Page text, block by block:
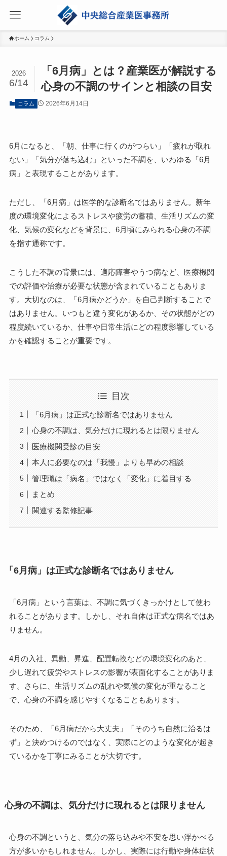
ホーム コラム
「6月病」とは？産業医が解説する
心身の不調のサインと相談の目安
2026
6/14
コラム 2026年6月14日
6月になると、「朝、仕事に行くのがつらい」「疲れが取れ
ない」「気分が落ち込む」といった不調を、いわゆる「6月
病」と表現することがあります。
ただし、「6月病」は医学的な診断名ではありません。新年
度の環境変化によるストレスや疲労の蓄積、生活リズムの変
化、気候の変化などを背景に、6月頃にみられる心身の不調
を指す通称です。
こうした不調の背景には、適応障害やうつ病など、医療機関
での評価や治療が必要な状態が含まれていることもありま
す。大切なのは、「6月病かどうか」を自己判断することで
はありません。いつもと違う変化があるか、その状態がどの
程度続いているか、仕事や日常生活にどの程度影響している
かを確認することが重要です。
目次
「6月病」は正式な診断名ではありません
心身の不調は、気分だけに現れるとは限りません
医療機関受診の目安
本人に必要なのは「我慢」よりも早めの相談
管理職は「病名」ではなく「変化」に着目する
まとめ
関連する監修記事
「6月病」は正式な診断名ではありません
「6月病」という言葉は、不調に気づくきっかけとして使わ
れることがあります。しかし、それ自体は正式な病名ではあ
りません。
4月の入社、異動、昇進、配置転換などの環境変化のあと、
少し遅れて疲労やストレスの影響が表面化することがありま
す。さらに、生活リズムの乱れや気候の変化が重なること
で、心身の不調を感じやすくなることもあります。
そのため、「6月病だから大丈夫」「そのうち自然に治るは
ず」と決めつけるのではなく、実際にどのような変化が起き
ているかを丁寧にみることが大切です。
心身の不調は、気分だけに現れるとは限りません
心身の不調というと、気分の落ち込みや不安を思い浮かべる
方が多いかもしれません。しかし、実際には行動や身体症状